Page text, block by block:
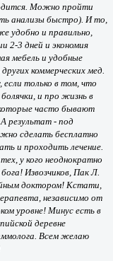
Можно пройти
анализы быстро). И то,
удобно и правильно,
2-3 дней и экономия
мебель и удобные
коммерческих мед.
только в том, что
и про жизнь в
часто бывают
результат - под
сделать бесплатно
и проходить лечение.
у кого неоднократно
Извозчиков, Пак Л.
доктором! Кстати,
независимо от
уровне! Минус есть в
деревне
Всем желаю